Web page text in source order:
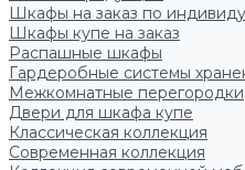
Шкафы на заказ по
Шкафы купе на заказ
Распашные шкафы
Гардеробные системы
Межкомнатные перегородки
Двери для шкафа купе
Классическая коллекция
Современная коллекция